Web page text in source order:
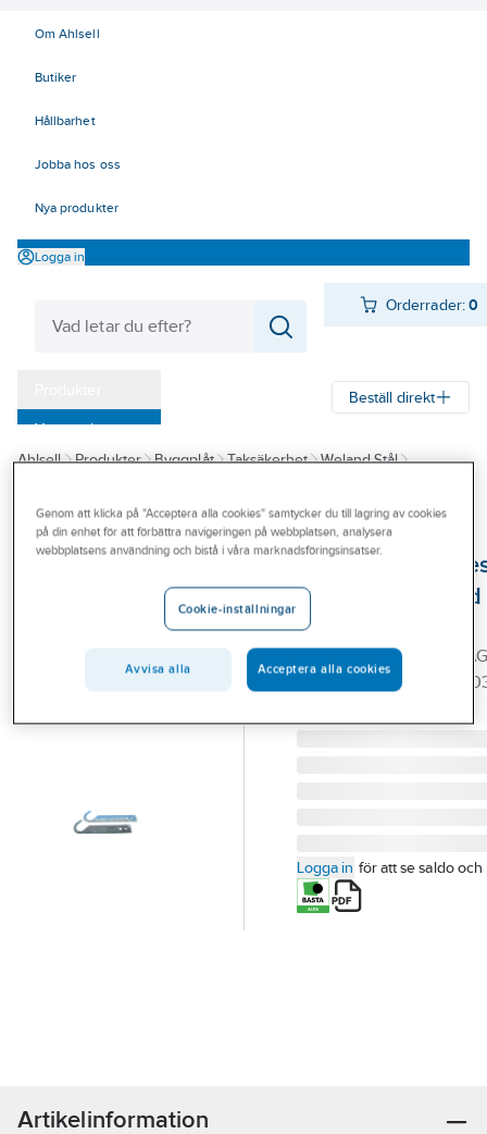
Om Ahlsell
Butiker
Hållbarhet
Jobba hos oss
Nya produkter
Logga in
Orderrader:0
Varumärken
Kampanjer
Outlet
Branscher
Beställ direkt
Ahlsell Produkter Byggplåt Taksäkerhet
Weland Stål
WELAND
lös stege, Weland
Stål
LÖS STEGE ZM (
Logga in för att se saldo och
Artikelinformation
Genom att klicka på "Acceptera alla cookies" samtycker du till lagring av cookies
på din enhet för att förbättra navigeringen på webbplatsen, analysera
webbplatsens användning och bistå i våra marknadsföringsinsatser.
Cookie-inställningar
Avvisa alla Acceptera alla cookies